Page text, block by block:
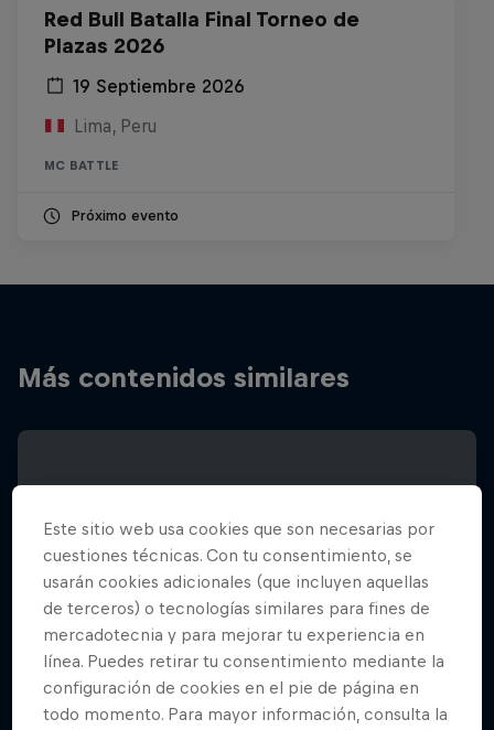
Red Bull Batalla Final Torneo de
Plazas 2026
19 Septiembre 2026
Lima, Peru
MC BATTLE
Próximo evento
Más contenidos similares
Este sitio web usa cookies que son necesarias por
cuestiones técnicas. Con tu consentimiento, se
usarán cookies adicionales (que incluyen aquellas
de terceros) o tecnologías similares para fines de
mercadotecnia y para mejorar tu experiencia en
línea. Puedes retirar tu consentimiento mediante la
configuración de cookies en el pie de página en
todo momento. Para mayor información, consulta la